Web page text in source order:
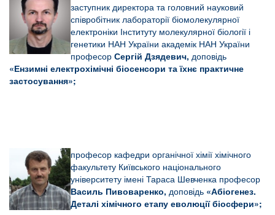
заступник директора та головний науковий
співробітник лабораторії біомолекулярної
електроніки Інституту молекулярної біології і
генетики НАН України академік НАН України
професор Сергій Дзядевич, доповідь
«Ензимні електрохімічні біосенсори та їхнє практичне
застосування»;
професор кафедри органічної хімії хімічного
факультету Київського національного
університету імені Тараса Шевченка професор
Василь Пивоваренко, доповідь «Абіогенез.
Деталі хімічного етапу еволюції біосфери»;